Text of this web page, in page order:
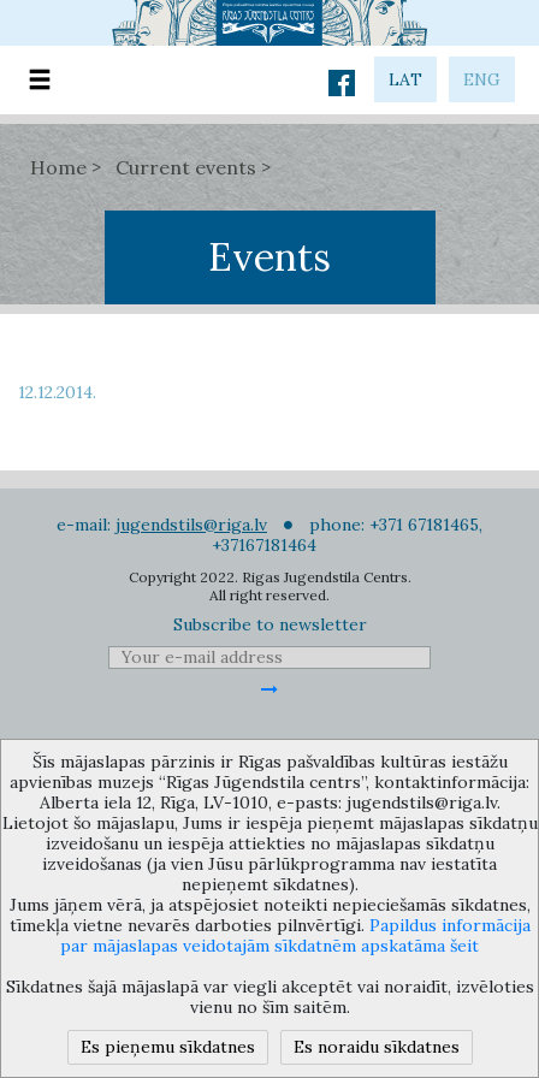
LAT ENG
Home Current events
Events
12.12.2014.
e-mail: jugendstils@riga.lv
phone: +371 67181465,
+37167181464
Copyright 2022. Rigas Jugendstila Centrs.
All right reserved.
Subscribe to newsletter
The Anti-Bureaucracy Centre of the Riga City Council (phone: 67026859,
67012031, e-mail: bac@riga.lv) performs functions of a contact point in
the Municipality of Riga, providing necessary protection and
confidentiality to a person who informs about possible conflicts of
interest or other corrupt deals of officials in the Department or its
subordinate bodies.
Šīs mājaslapas pārzinis ir Rīgas pašvaldības kultūras iestāžu
apvienības muzejs “Rīgas Jūgendstila centrs”, kontaktinformācija:
Alberta iela 12, Rīga, LV-1010, e-pasts: jugendstils@riga.lv.
Lietojot šo mājaslapu, Jums ir iespēja pieņemt mājaslapas sīkdatņu
izveidošanu un iespēja attiekties no mājaslapas sīkdatņu
izveidošanas (ja vien Jūsu pārlūkprogramma nav iestatīta
nepieņemt sīkdatnes).
Jums jāņem vērā, ja atspējosiet noteikti nepieciešamās sīkdatnes,
tīmekļa vietne nevarēs darboties pilnvērtīgi. Papildus informācija
par mājaslapas veidotajām sīkdatnēm apskatāma šeit
Sīkdatnes šajā mājaslapā var viegli akceptēt vai noraidīt, izvēloties
vienu no šīm saitēm.
Es pieņemu sīkdatnes
Es noraidu sīkdatnes